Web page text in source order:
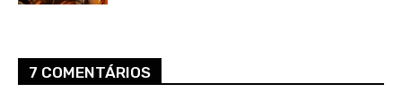
7 COMENTÁRIOS